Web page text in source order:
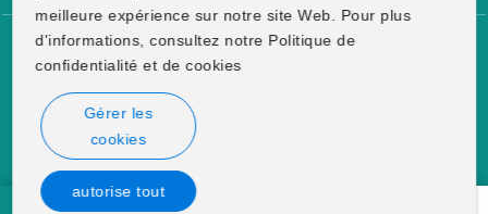
meilleure expérience sur notre site Web. Pour plus
d'informations, consultez notre Politique de
confidentialité et de cookies
Gérer les
cookies
autorise tout
Copyright © WINSTOWN HEALTH GROUP
· Business license ·
This website already supports IPV6
Power by：300.cn